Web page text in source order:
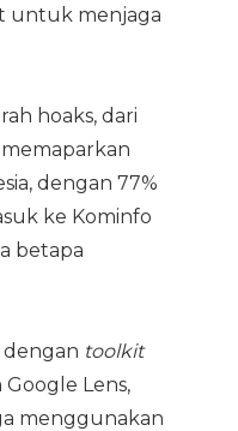
untuk menjaga
hoaks, dari
dengan 77%
ke Kominfo
betapa
dengan toolkit
Lens,
menggunakan